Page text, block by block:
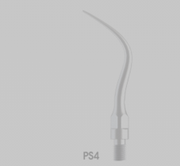
add_shopping_cart